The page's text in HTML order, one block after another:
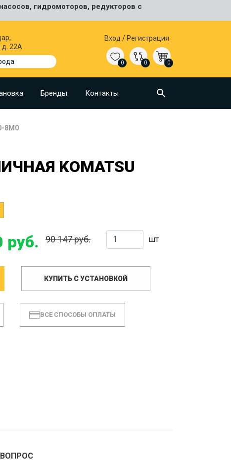
гидромоторов, редукторов с
д. 22А
Вход / Регистрация
0 0 0
Бренды Контакты
8M0
KOMATSU
руб. 90 147 руб. шт
КУПИТЬ С УСТАНОВКОЙ
ВСЕ СПОСОБЫ ОПЛАТЫ